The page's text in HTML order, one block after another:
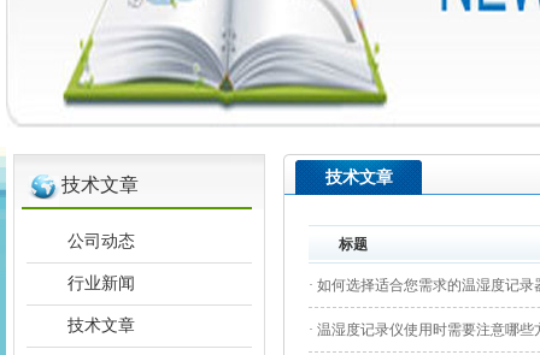
技术文章
公司动态
行业新闻
技术文章
技术文章
标题
· 如何选择适合您需求的温湿度记录
· 温湿度记录仪使用时需要注意哪些